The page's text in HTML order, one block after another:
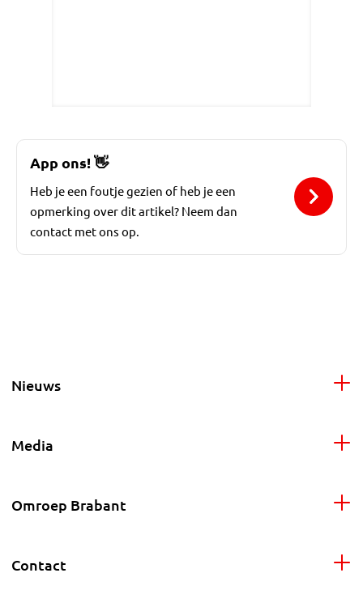
App ons! 👋
Heb je een foutje gezien of heb je een
opmerking over dit artikel? Neem dan
contact met ons op.
Nieuws
Media
Omroep Brabant
Contact